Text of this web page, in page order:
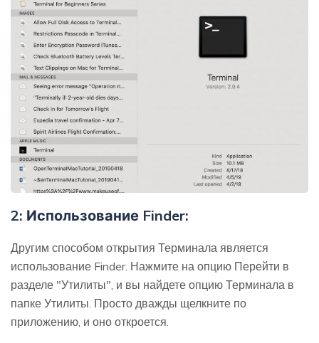
2: Использование Finder:
Другим способом открытия Терминала является
использование Finder. Нажмите на опцию Перейти в
разделе "Утилиты", и вы найдете опцию Терминала в
папке Утилиты. Просто дважды щелкните по
приложению, и оно откроется.